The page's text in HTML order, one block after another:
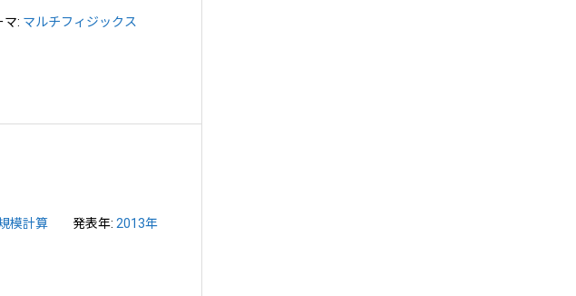
マ: マルチフィジックス
模計算 発表年:2013年